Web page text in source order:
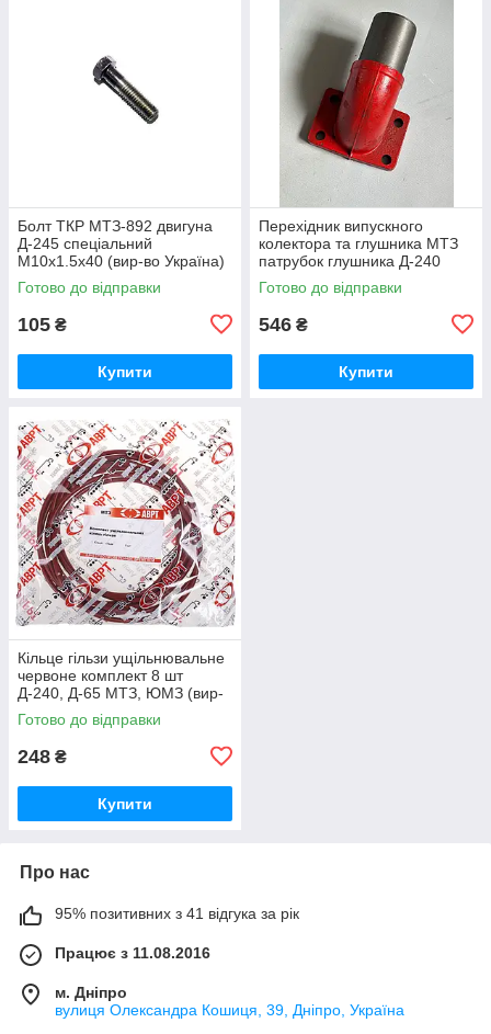
Болт ТКР МТЗ-892 двигуна
Д-245 спеціальний
М10х1.5х40 (вир-во Україна)
245-1008031 / 245-1008031-А
Готово до відправки
105 ₴
Купити
Перехідник випускного
колектора та глушника МТЗ
патрубок глушника Д-240
(вир-во Україна) 240-
1008021-Б1 / 240-1008021
Готово до відправки
546 ₴
Купити
Кільце гільзи ущільнювальне
червоне комплект 8 шт
Д-240, Д-65 МТЗ, ЮМЗ (вир-
во ПХТ Україна) 50-1002022 /
50-1002022-А
Готово до відправки
248 ₴
Купити
Про нас
95% позитивних з 41 відгука за рік
Працює з 11.08.2016
м. Дніпро
вулиця Олександра Кошиця, 39, Дніпро, Україна